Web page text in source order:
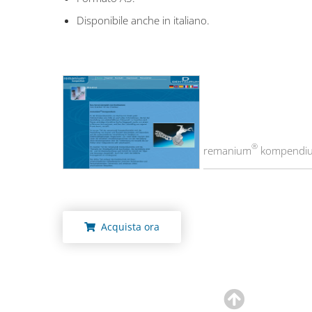
Disponibile anche in italiano.
remanium®
Acquista ora